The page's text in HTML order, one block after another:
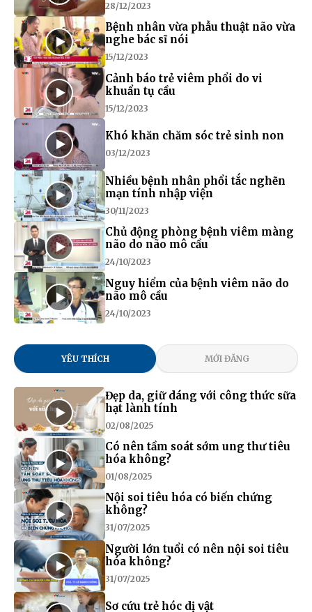
28/12/2023
Bệnh nhân vừa phẫu thuật não vừa
nghe bác sĩ nói
15/12/2023
Cảnh báo trẻ viêm phổi do vi
khuẩn tụ cầu
15/12/2023
Khó khăn chăm sóc trẻ sinh non
03/12/2023
Nhiều bệnh nhân phổi tắc nghẽn
mạn tính nhập viện
30/11/2023
Chủ động phòng bệnh viêm màng
não do não mô cầu
24/10/2023
Nguy hiểm của bệnh viêm não do
não mô cầu
24/10/2023
YÊU THÍCH MỚI ĐĂNG
Đẹp da, giữ dáng với công thức sữa
hạt lành tính
02/08/2025
Có nên tầm soát sớm ung thư tiêu
hóa không?
01/08/2025
Nội soi tiêu hóa có biến chứng
không?
31/07/2025
Người lớn tuổi có nên nội soi tiêu
hóa không?
31/07/2025
Sơ cứu trẻ hóc dị vật